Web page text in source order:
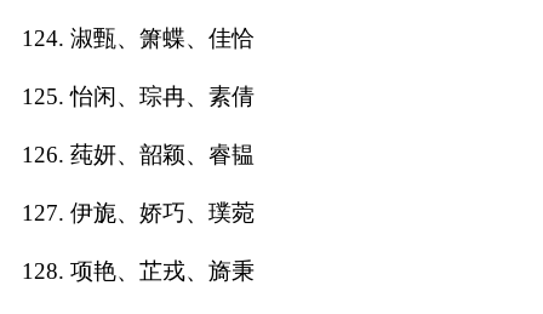
124. 淑甄、箫蝶、佳恰
125. 怡闲、琮冉、素倩
126. 莼妍、韶颖、睿韫
127. 伊旎、娇巧、璞菀
128. 项艳、芷戎、旖秉